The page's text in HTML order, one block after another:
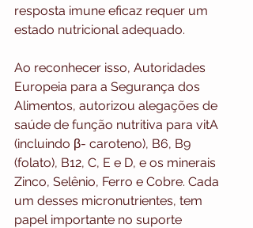
resposta imune eficaz requer um
estado nutricional adequado.
Ao reconhecer isso, Autoridades
Europeia para a Segurança dos
Alimentos, autorizou alegações de
saúde de função nutritiva para vitA
(incluindo β- caroteno), B6, B9
(folato), B12, C, E e D, e os minerais
Zinco, Selênio, Ferro e Cobre. Cada
um desses micronutrientes, tem
papel importante no suporte